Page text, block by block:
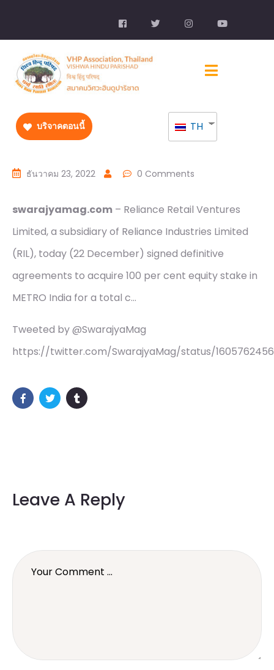
บริจาคตอนนี้ TH
ธันวาคม 23, 2022 0 Comments
swarajyamag.com – Reliance Retail Ventures
Limited, a subsidiary of Reliance Industries Limited
(RIL), today (22 December) signed definitive
agreements to acquire 100 per cent equity stake in
METRO India for a total c…
Tweeted by @SwarajyaMag
https://twitter.com/SwarajyaMag/status/
Leave A Reply